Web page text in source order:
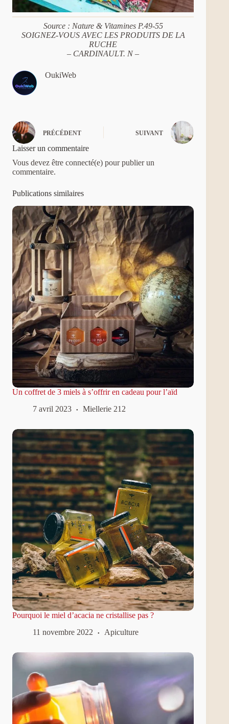
Source : Nature & Vitamines P.49-55
SOIGNEZ-VOUS AVEC LES PRODUITS DE LA
RUCHE
– CARDINAULT. N –
OukiWeb
PRÉCÉDENT SUIVANT
Laisser un commentaire
Vous devez être connecté(e) pour publier un
commentaire.
Publications similaires
Un coffret de 3 miels à s’offrir en cadeau pour l’aïd
7 avril 2023
Miellerie 212
Pourquoi le miel d’acacia ne cristallise pas ?
11 novembre 2022
Apiculture